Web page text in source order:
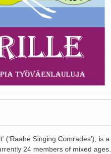
('Raahe Singing Comrades'), is
24 members of mixed